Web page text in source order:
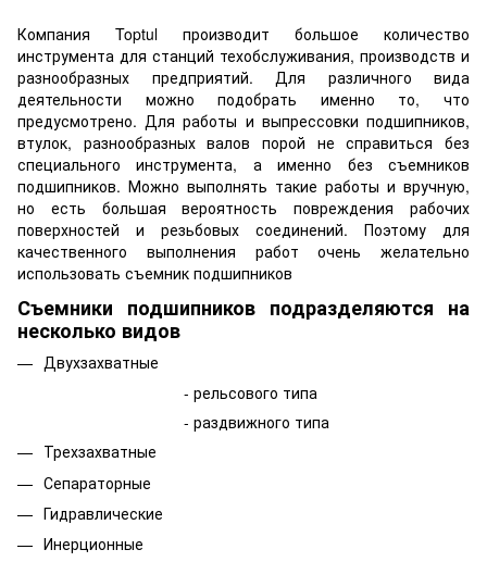
Компания Toptul производит большое количество
инструмента для станций техобслуживания, производств и
разнообразных предприятий. Для различного вида
деятельности можно подобрать именно то, что
предусмотрено. Для работы и выпрессовки подшипников,
втулок, разнообразных валов порой не справиться без
специального инструмента, а именно без съемников
подшипников. Можно выполнять такие работы и вручную,
но есть большая вероятность повреждения рабочих
поверхностей и резьбовых соединений. Поэтому для
качественного выполнения работ очень желательно
использовать съемник подшипников
Съемники подшипников подразделяются на
несколько видов
Двухзахватные
- рельсового типа
- раздвижного типа
Трехзахватные
Сепараторные
Гидравлические
Инерционные